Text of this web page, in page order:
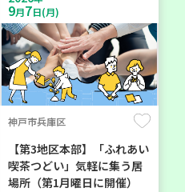
9月7日(月)
神戸市兵庫区
【第3地区本部】「ふれあい
喫茶つどい」気軽に集う居
場所（第1月曜日に開催）